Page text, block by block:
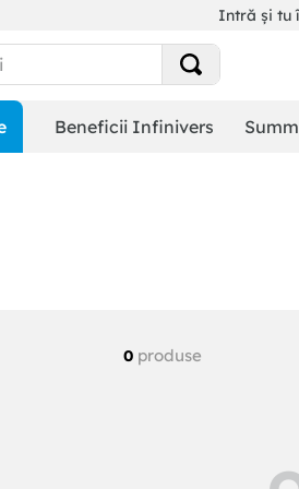
Intră și tu
Beneficii Infinivers
0 produse